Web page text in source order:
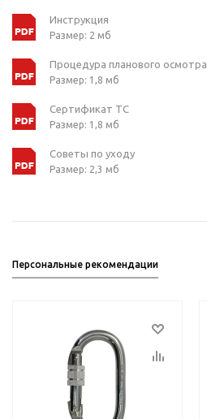
Инструкция
Размер: 2 мб
Процедура планового осмотра
Размер: 1,8 мб
Сертификат ТС
Размер: 1,8 мб
Советы по уходу
Размер: 2,3 мб
Персональные рекомендации